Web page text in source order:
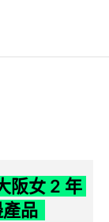
阪女 2 年
品